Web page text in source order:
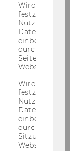
Sie, dass
Grund der
wie folgt ge­
3 Wo­chen
der Teil­
2 Wo­chen
50% der
als einer
Wird gesetzt,
festzustellen,
Nutzer in die
einbezogen
durch das
Website
Wird gesetzt,
festzustellen,
Nutzer in die
einbezogen
durch das
Sitzungslimit
Website